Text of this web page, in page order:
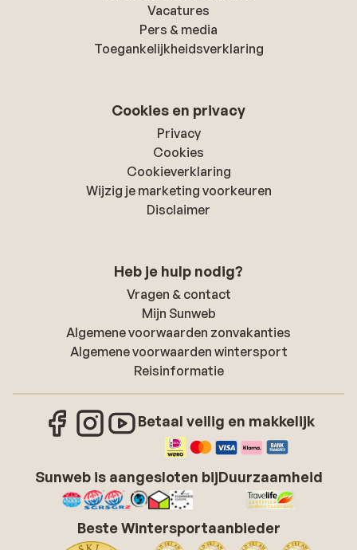
Vacatures
Pers & media
Toegankelijkheidsverklaring
Cookies en privacy
Privacy
Cookies
Cookieverklaring
Wijzig je marketing voorkeuren
Disclaimer
Heb je hulp nodig?
Vragen & contact
Mijn Sunweb
Algemene voorwaarden zonvakanties
Algemene voorwaarden wintersport
Reisinformatie
Betaal veilig en makkelijk
Sunweb is aangesloten bijDuurzaamheid
Beste Wintersportaanbieder